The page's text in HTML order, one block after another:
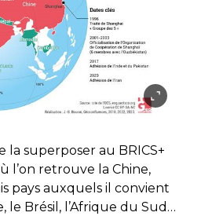
la superposer au BRICS+
l’on retrouve la Chine,
pays auxquels il convient
le Brésil, l’Afrique du Sud…